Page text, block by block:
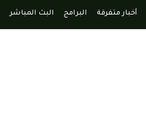
أخبار متفرقة البرامج البث المباشر